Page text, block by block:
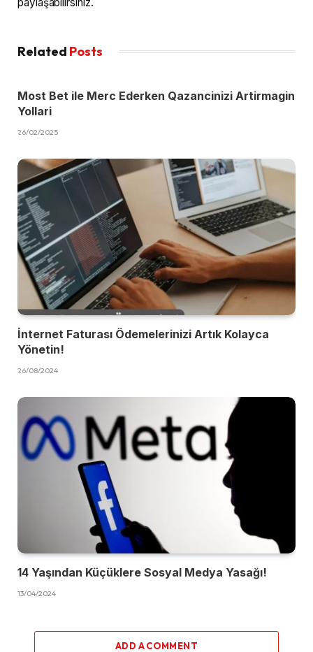
Related Posts
Most Bet ile Merc Ederken Qazancinizi Artirmagin
Yollari
26/02/2025
İnternet Faturası Ödemelerinizi Artık Kolayca
Yönetin!
26/08/2024
14 Yaşından Küçüklere Sosyal Medya Yasağı!
13/04/2024
ADD A COMMENT